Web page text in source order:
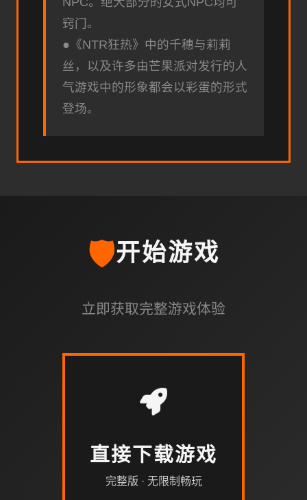
窍门。
●《NTR狂热》中的千穗与莉莉
丝，以及许多由芒果派对发行的人
气游戏中的形象都会以彩蛋的形式
登场。
🛡️开始游戏
立即获取完整游戏体验
直接下载游戏
完整版 · 无限制畅玩